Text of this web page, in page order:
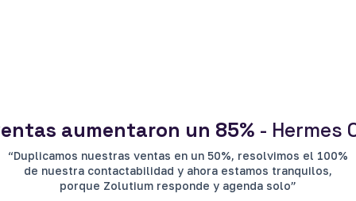
aumentaron un 85% - Hermes
“Duplicamos nuestras ventas en un 50%, resolvimos el 100%
de nuestra contactabilidad y ahora estamos tranquilos,
porque Zolutium responde y agenda solo”